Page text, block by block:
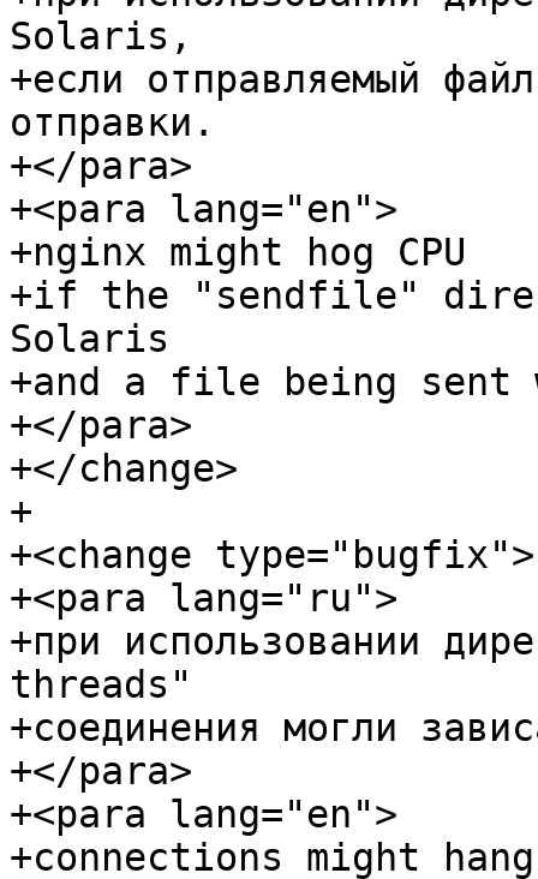
Solaris,
+если отправляемый
отправки.
+</para>
+<para lang="en">
+nginx might hog CPU
+if the "sendfile"
Solaris
+and a file being sent
+</para>
+</change>
+
+<change type="bugfix">
+<para lang="ru">
+при использовании
threads"
+соединения могли
+</para>
+<para lang="en">
+connections might hang